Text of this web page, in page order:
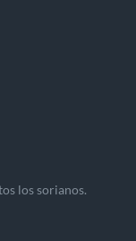
los sorianos.